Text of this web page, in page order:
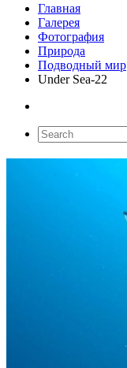
Главная
Галерея
Фотография
Природа
Подводный мир
Under Sea-22